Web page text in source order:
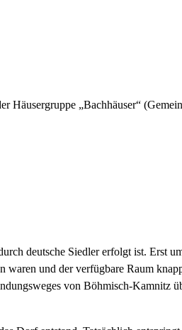
Häusergruppe „Bachhäuser“
deutsche Siedler erfolgt ist. Erst
und der verfügbare Raum
von Böhmisch-Kamnitz